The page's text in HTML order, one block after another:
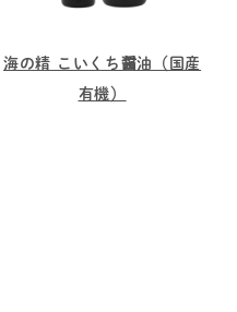
海の精 こいくち醤油（国産
有機）